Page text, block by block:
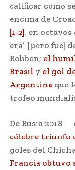
calificar como
encima de
[1-2], en octavos
era” [pero fue]
Robben; el
Brasil y el gol
Argentina que
trofeo
De Rusia 2018
célebre triunfo
goles del
Francia obtuvo